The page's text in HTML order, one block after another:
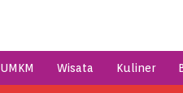
Wisata Kuliner